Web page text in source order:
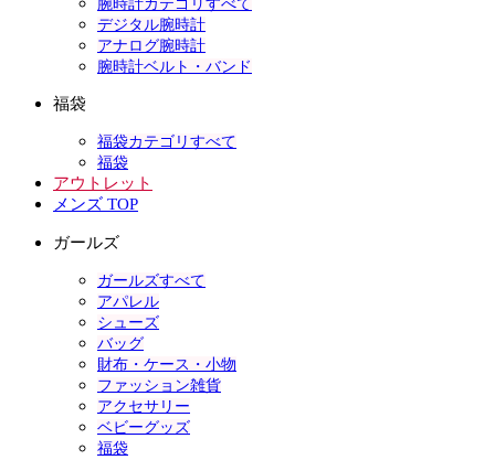
腕時計カテゴリすべて
デジタル腕時計
アナログ腕時計
腕時計ベルト・バンド
福袋
福袋カテゴリすべて
福袋
アウトレット
メンズ TOP
ガールズ
ガールズすべて
アパレル
シューズ
バッグ
財布・ケース・小物
ファッション雑貨
アクセサリー
ベビーグッズ
福袋